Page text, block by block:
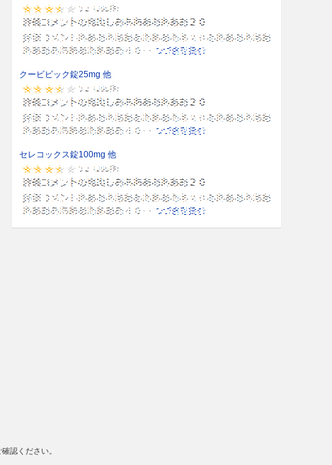
クービビック錠25mg 他
セレコックス錠100mg 他
認ください。